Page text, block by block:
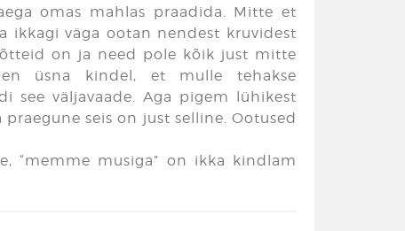
omas mahlas praadida. Mitte et
väga ootan nendest kruvidest
on ja need pole kõik just mitte
üsna kindel, et mulle tehakse
see väljavaade. Aga pigem lühikest
seis on just selline. Ootused
“memme musiga” on ikka kindlam